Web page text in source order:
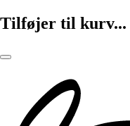
Tilføjer til kurv...